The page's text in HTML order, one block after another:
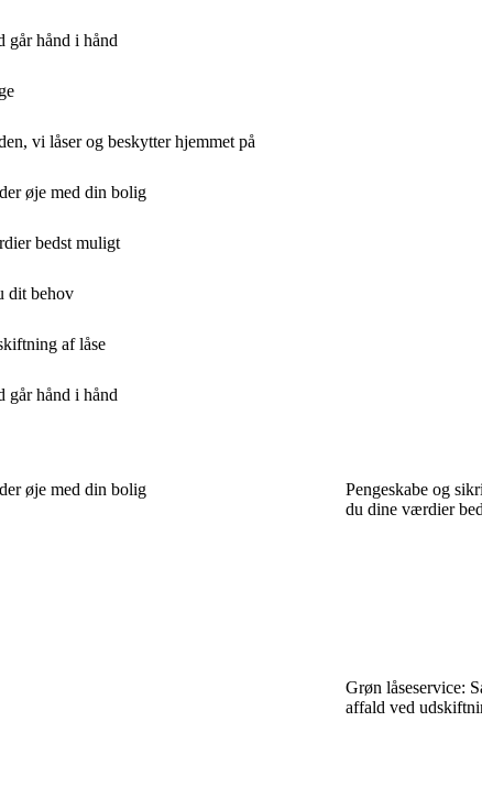
går hånd i hånd
vi låser og beskytter hjemmet på
øje med din bolig
bedst muligt
dit behov
af låse
går hånd i hånd
øje med din bolig
Pengeskabe og
du dine værdier
Grøn låseservice:
affald ved